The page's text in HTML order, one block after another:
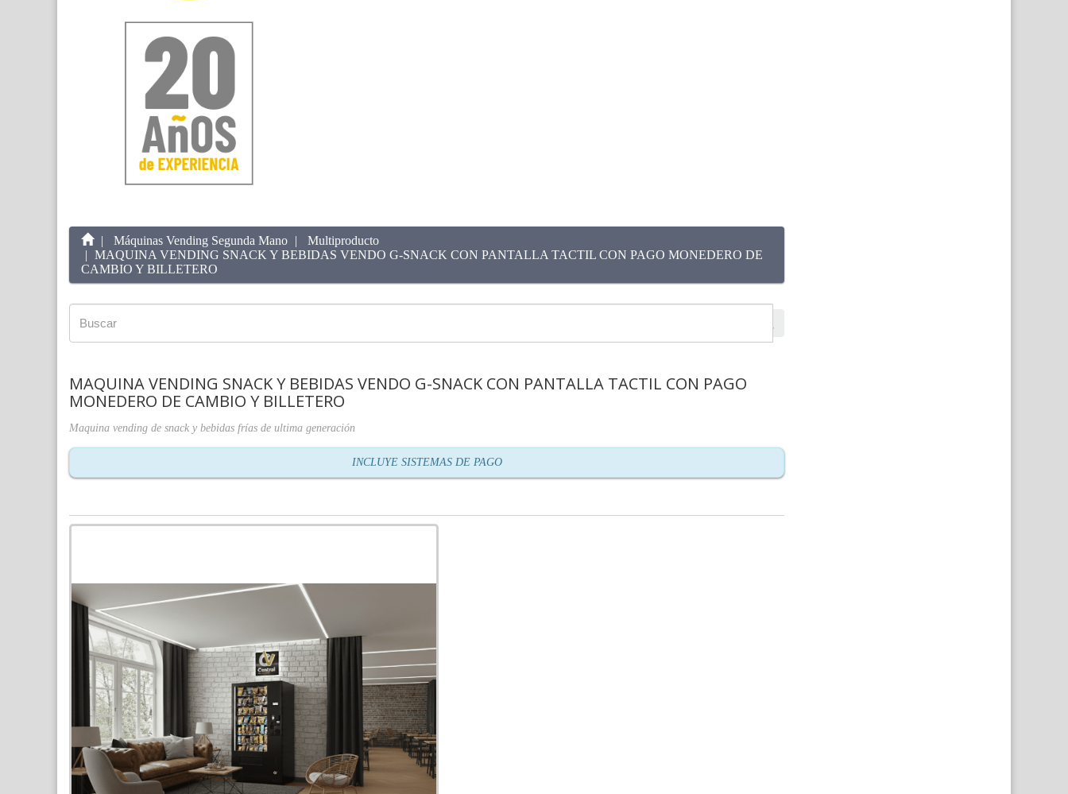
Máquinas Vending Segunda Mano
Multiproducto
MAQUINA VENDING SNACK Y BEBIDAS VENDO G-SNACK CON PANTALLA TACTIL CON PAGO MONEDERO DE
CAMBIO Y BILLETERO
MAQUINA VENDING SNACK Y BEBIDAS VENDO G-SNACK CON PANTALLA TACTIL CON PAGO
MONEDERO DE CAMBIO Y BILLETERO
Maquina vending de snack y bebidas frías de ultima generación
INCLUYE SISTEMAS DE PAGO